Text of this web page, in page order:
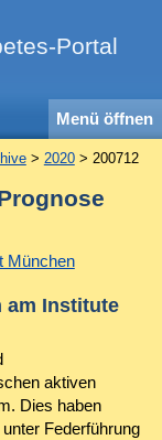
Portal
Menü öffnen
> 2020> 200712
München
am Institute
aktiven
Dies haben
Federführung